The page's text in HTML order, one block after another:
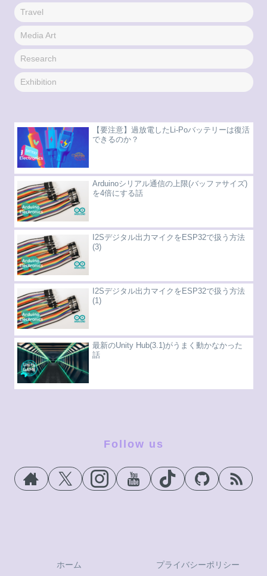
Travel
Media Art
Research
Exhibition
【要注意】過放電したLi-Poバッテリーは復活
できるのか？
Arduinoシリアル通信の上限(バッファサイズ)
を4倍にする話
I2Sデジタル出力マイクをESP32で扱う方法
(3)
I2Sデジタル出力マイクをESP32で扱う方法
(1)
最新のUnity Hub(3.1)がうまく動かなかった
話
Follow us
ホーム プライバシーポリシー